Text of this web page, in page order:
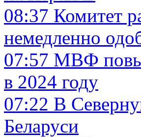
08:37 Комитет
немедленно
07:57 МВФ
в 2024 году
07:22 В
Беларуси